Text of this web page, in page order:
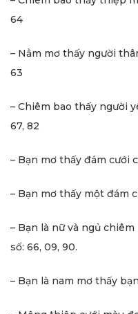
64
– Nằm mơ thấy người
63
– Chiêm bao thấy người
67, 82
– Bạn mơ thấy đám cưới
– Bạn mơ thấy một đám
– Bạn là nữ và ngủ
số: 66, 09, 90.
– Bạn là nam mơ thấy